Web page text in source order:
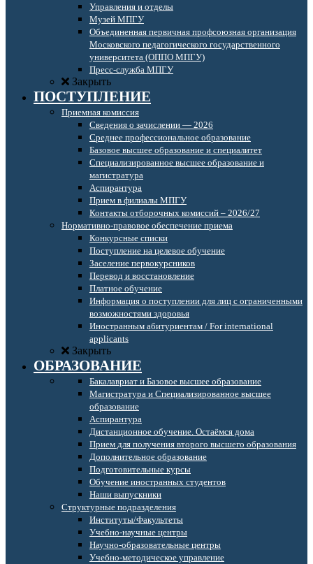
Управления и отделы
Музей МПГУ
Объединенная первичная профсоюзная организация
Московского педагогического государственного
университета (ОППО МПГУ)
Пресс-служба МПГУ
Закрыть
ПОСТУПЛЕНИЕ
Приемная комиссия
Сведения о зачислении — 2026
Среднее профессиональное образование
Базовое высшее образование и специалитет
Специализированное высшее образование и
магистратура
Аспирантура
Прием в филиалы МПГУ
Контакты отборочных комиссий – 2026/27
Нормативно-правовое обеспечение приема
Конкурсные списки
Поступление на целевое обучение
Заселение первокурсников
Перевод и восстановление
Платное обучение
Информация о поступлении для лиц с ограниченными
возможностями здоровья
Иностранным абитуриентам / For international
applicants
Закрыть
ОБРАЗОВАНИЕ
Бакалавриат и Базовое высшее образование
Магистратура и Специализированное высшее
образование
Аспирантура
Дистанционное обучение. Остаёмся дома
Прием для получения второго высшего образования
Дополнительное образование
Подготовительные курсы
Обучение иностранных студентов
Наши выпускники
Структурные подразделения
Институты/Факультеты
Учебно-научные центры
Научно-образовательные центры
Учебно-методическое управление